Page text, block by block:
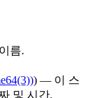
름.
) — 이 스
및 시간.